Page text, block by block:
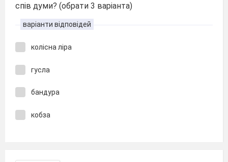
спів думи? (обрати 3 варіанта)
варіанти відповідей
колісна ліра
гусла
бандура
кобза